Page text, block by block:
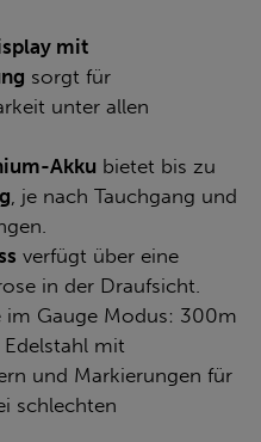
mit
sorgt für
unter allen
Akku bietet bis zu
, je nach Tauchgang und
verfügt über eine
in der Draufsicht.
im Gauge Modus: 300m
Edelstahl mit
und Markierungen für
schlechten